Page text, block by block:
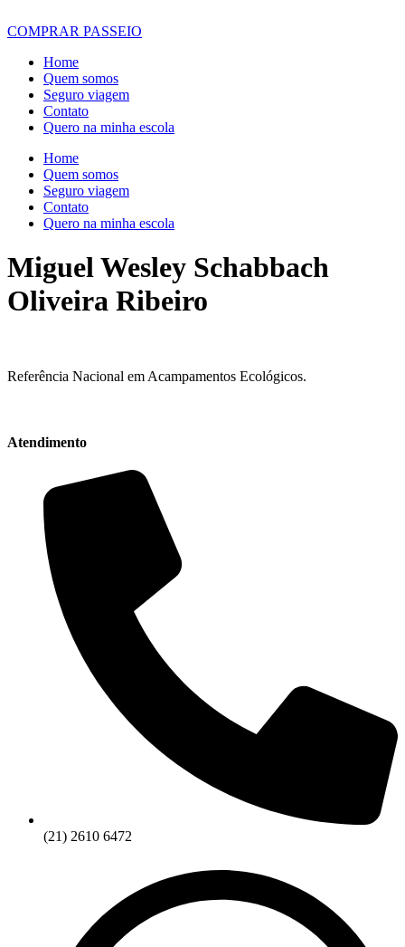
COMPRAR PASSEIO
Home
Quem somos
Seguro viagem
Contato
Quero na minha escola
Home
Quem somos
Seguro viagem
Contato
Quero na minha escola
Miguel Wesley Schabbach
Oliveira Ribeiro
Referência Nacional em Acampamentos Ecológicos.
Atendimento
(21) 2610 6472